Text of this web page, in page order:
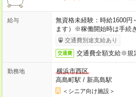
給与
無資格未経験：時給1600
ます）※稼働開始時は手続
交通費別途支給あり
交通費 交通費全額支給※規
勤務地
横浜市西区
高島町駅 / 新高島駅
＜シニア向け施設＞